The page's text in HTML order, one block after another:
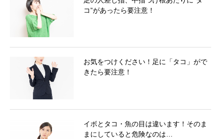
コ”があったら要注意！
お気をつけください！足に「タコ」がで
きたら要注意！
イボとタコ・魚の目は違います！そのま
まにしていると危険なのは…